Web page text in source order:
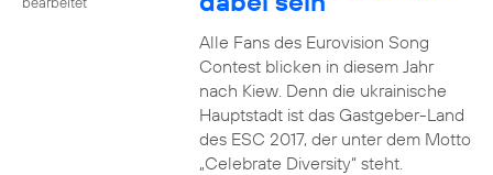
Alle Fans des Eurovision Song
Contest blicken in diesem Jahr
nach Kiew. Denn die ukrainische
Hauptstadt ist das Gastgeber-Land
des ESC 2017, der unter dem Motto
„Celebrate Diversity“ steht.